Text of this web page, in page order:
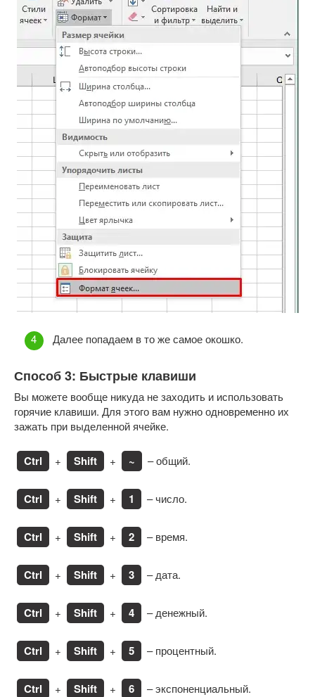
Далее попадаем в то же самое окошко.
Способ 3: Быстрые клавиши
Вы можете вообще никуда не заходить и использовать
горячие клавиши. Для этого вам нужно одновременно их
зажать при выделенной ячейке.
Ctrl + Shift + ~ – общий.
Ctrl + Shift + 1 – число.
Ctrl + Shift + 2 – время.
Ctrl + Shift + 3 – дата.
Ctrl + Shift + 4 – денежный.
Ctrl + Shift + 5 – процентный.
Ctrl + Shift + 6 – экспоненциальный.